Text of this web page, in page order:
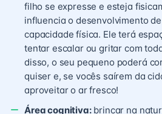
filho se expresse e esteja
influencia o desenvolvimento
capacidade física. Ele terá
tentar escalar ou gritar com
disso, o seu pequeno poderá
quiser e, se vocês saírem da
aproveitar o ar fresco!
Área cognitiva:brincar na